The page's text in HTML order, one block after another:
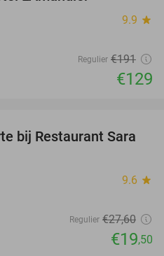
9.9 star
Regulier €191
€129
29%
bij Restaurant Sara
9.6 star
Regulier €27,60
€19,50